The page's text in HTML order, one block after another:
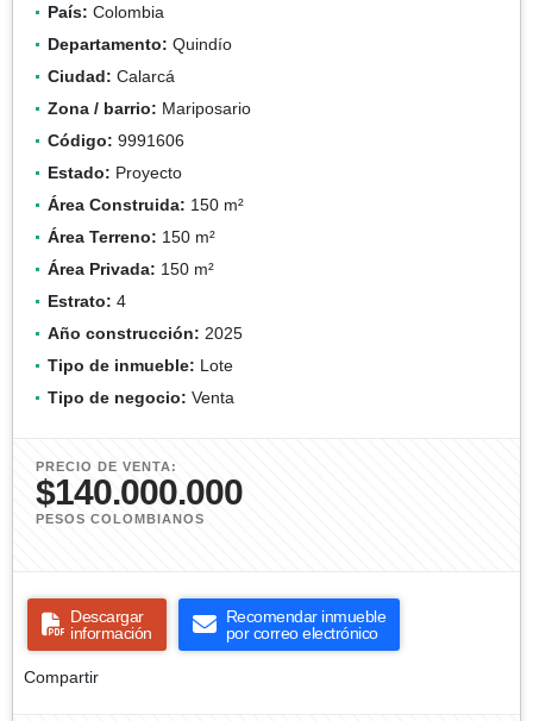
País: Colombia
Departamento: Quindío
Ciudad: Calarcá
Zona / barrio: Mariposario
Código: 9991606
Estado: Proyecto
Área Construida: 150 m²
Área Terreno: 150 m²
Área Privada: 150 m²
Estrato: 4
Año construcción: 2025
Tipo de inmueble: Lote
Tipo de negocio: Venta
PRECIO DE VENTA:
$140.000.000
PESOS COLOMBIANOS
Descargar
información
Recomendar inmueble
por correo electrónico
Compartir